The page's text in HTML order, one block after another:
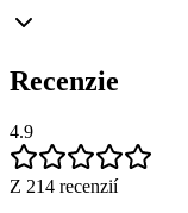
Recenzie
4.9
Z 214 recenzií